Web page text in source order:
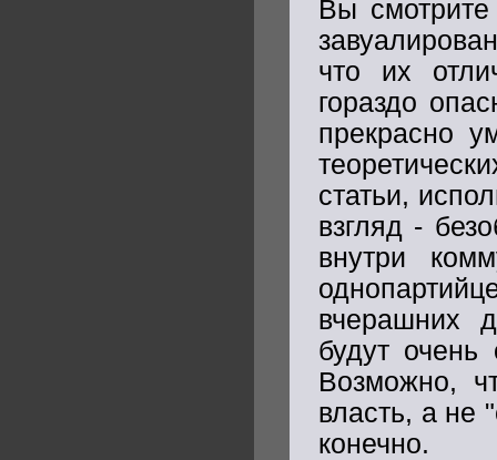
Вы смотрите
что их
гораздо
прекрасно
статьи,
взгляд -
внутри
вчерашних
будут
Возможно,
власть, а не
конечно.